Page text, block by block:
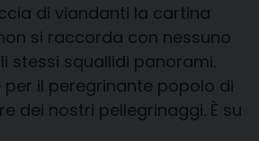
di viandanti la cartina
si raccorda con nessuno
stessi squallidi panorami.
il peregrinante popolo di
dei nostri pellegrinaggi. È su